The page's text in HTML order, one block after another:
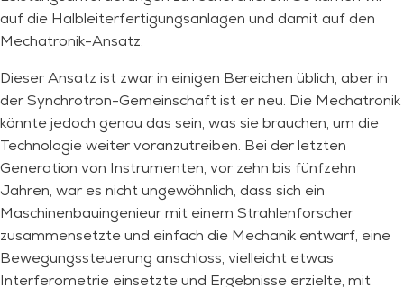
auf die Halbleiterfertigungsanlagen und damit auf den
Mechatronik-Ansatz.
Dieser Ansatz ist zwar in einigen Bereichen üblich, aber in
der Synchrotron-Gemeinschaft ist er neu. Die Mechatronik
könnte jedoch genau das sein, was sie brauchen, um die
Technologie weiter voranzutreiben. Bei der letzten
Generation von Instrumenten, vor zehn bis fünfzehn
Jahren, war es nicht ungewöhnlich, dass sich ein
Maschinenbauingenieur mit einem Strahlenforscher
zusammensetzte und einfach die Mechanik entwarf, eine
Bewegungssteuerung anschloss, vielleicht etwas
Interferometrie einsetzte und Ergebnisse erzielte, mit